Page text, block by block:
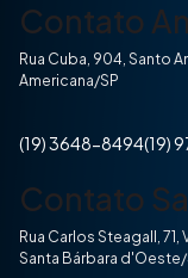
Contato
Rua Cuba, 904, Santo
Americana/SP
(19) 3648-8494(19)
Contato
Rua Carlos Steagall, 71,
Santa Bárbara d'Oeste/